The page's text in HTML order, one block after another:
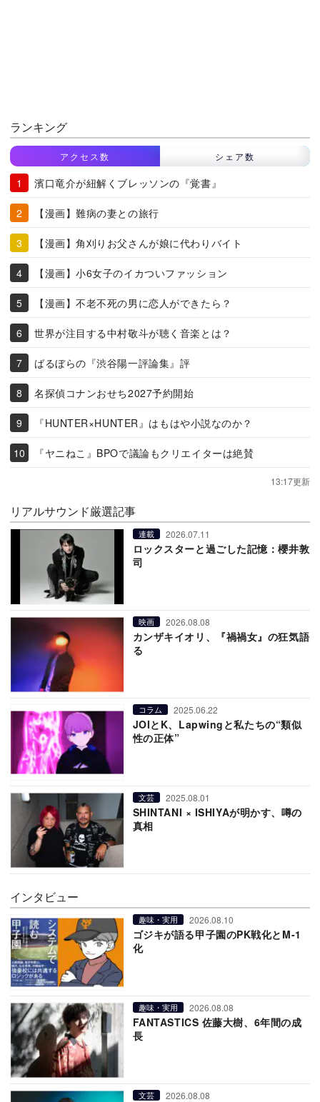
ランキング
アクセス数 シェア数
濱口竜介が紐解くブレッソンの『覚書』
【漫画】難病の妻との旅行
【漫画】角刈りお父さんが娘に代わりバイト
【漫画】小6女子のイカついファッション
【漫画】不老不死の男に恋人ができたら？
世界が注目する中村敬斗が聴く音楽とは？
ばるぼらの『渋谷陽一評論集』評
名探偵コナンおせち2027予約開始
『HUNTER×HUNTER』はもはや小説なのか？
『ヤニねこ』BPOで議論もクリエイターは絶賛
13:17更新
リアルサウンド厳選記事
連載 2026.07.11
ロックスターと過ごした記憶：櫻井敦
司
映画 2026.08.08
カンザキイオリ、『禍禍女』の狂気語
る
コラム 2025.06.22
JOIとK、Lapwingと私たちの“類似
性の正体”
文芸 2025.08.01
SHINTANI × ISHIYAが明かす、噂の
真相
インタビュー
趣味・実用 2026.08.10
ゴジキが語る甲子園のPK戦化とM-1
化
趣味・実用 2026.08.08
FANTASTICS 佐藤大樹、6年間の成
長
文芸 2026.08.08